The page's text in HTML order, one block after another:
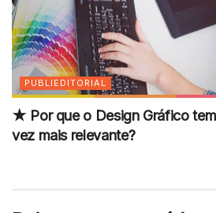
PUBLIEDITORIAL
★ Por que o Design Gráfico
vez mais relevante?